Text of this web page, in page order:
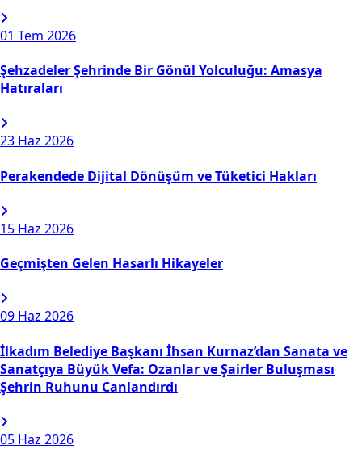
01 Tem 2026
Şehzadeler Şehrinde Bir Gönül Yolculuğu: Amasya
Hatıraları
23 Haz 2026
Perakendede Dijital Dönüşüm ve Tüketici Hakları
15 Haz 2026
Geçmişten Gelen Hasarlı Hikayeler
09 Haz 2026
İlkadım Belediye Başkanı İhsan Kurnaz’dan Sanata ve
Sanatçıya Büyük Vefa: Ozanlar ve Şairler Buluşması
Şehrin Ruhunu Canlandırdı
05 Haz 2026